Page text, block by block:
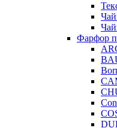
Фарфор